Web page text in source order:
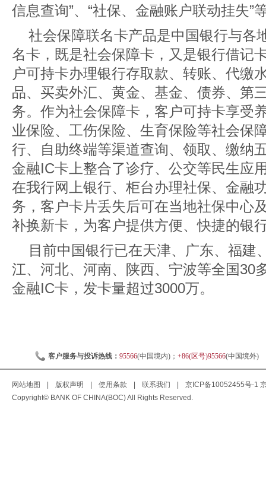
信息查询”、“社保、金融账户联动挂失”
社会保障联名卡产品是中国银行与各
名卡，既是社会保障卡，又是银行借记
户可持卡办理银行存取款、转账、代缴
品、买卖外汇、黄金、基金、债券、第
务。作为社会保障卡，客户可持卡享受
业保险、工伤保险、生育保险等社会保
行、自助终端等渠道查询、领取、缴纳
金融IC卡上整合了诊疗、公交等民生应
在我行网上银行、柜台办理社保、金融
务，客户卡片丢失后可在当地社保中心
补换新卡，为客户提供方便、快捷的银
目前中国银行已在天津、广东、福建
江、河北、河南、陕西、宁波等全国30
金融IC卡，发卡量超过3000万。
客户服务与投诉热线： 95566(中国境内)； +86(区号)95566(中国境外)
网站地图 版权声明 使用条款 联系我们 京ICP备10052455号-1
Copyright© BANK OF CHINA(BOC) All Rights Reserved.